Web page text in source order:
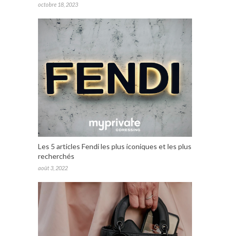
octobre 18, 2023
Les 5 articles Fendi les plus iconiques et les plus
recherchés
août 3, 2022